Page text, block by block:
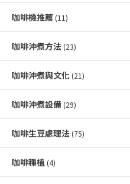
咖啡機推薦 (11)
咖啡沖煮方法 (23)
咖啡沖煮與文化 (21)
咖啡沖煮設備 (29)
咖啡生豆處理法 (75)
咖啡種植 (4)